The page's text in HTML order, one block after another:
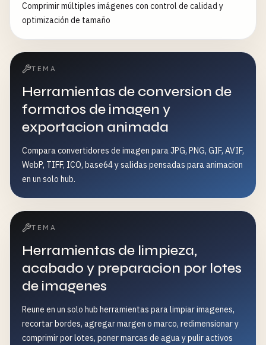
Comprimir múltiples imágenes con control de calidad y
optimización de tamaño
TEMA
Herramientas de conversion de
formatos de imagen y
exportacion animada
Compara convertidores de imagen para JPG, PNG, GIF, AVIF,
WebP, TIFF, ICO, base64 y salidas pensadas para animacion
en un solo hub.
TEMA
Herramientas de limpieza,
acabado y preparacion por lotes
de imagenes
Reune en un solo hub herramientas para limpiar imagenes,
recortar bordes, agregar margen o marco, redimensionar y
comprimir por lotes, poner marcas de agua y pulir activos